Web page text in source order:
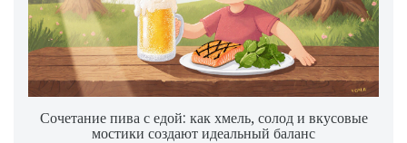
Сочетание пива с едой: как хмель, солод и вкусовые
мостики создают идеальный баланс